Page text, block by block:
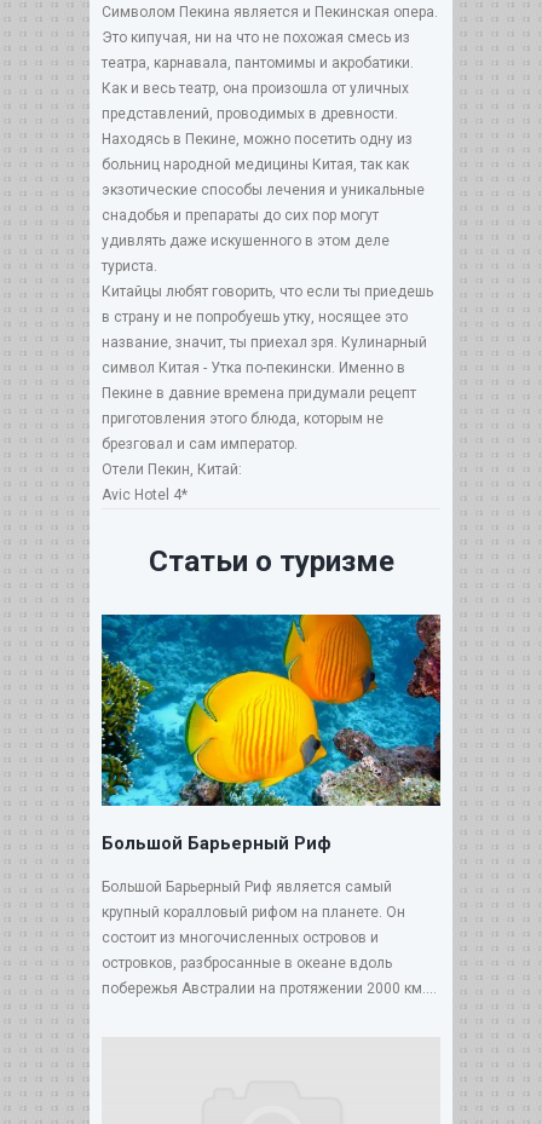
Символом Пекина является и Пекинская опера.
Это кипучая, ни на что не похожая смесь из
театра, карнавала, пантомимы и акробатики.
Как и весь театр, она произошла от уличных
представлений, проводимых в древности.
Находясь в Пекине, можно посетить одну из
больниц народной медицины Китая, так как
экзотические способы лечения и уникальные
снадобья и препараты до сих пор могут
удивлять даже искушенного в этом деле
туриста.
Китайцы любят говорить, что если ты приедешь
в страну и не попробуешь утку, носящее это
название, значит, ты приехал зря. Кулинарный
символ Китая - Утка по-пекински. Именно в
Пекине в давние времена придумали рецепт
приготовления этого блюда, которым не
брезговал и сам император.
Отели Пекин, Китай:
Avic Hotel 4*
Статьи о туризме
Большой Барьерный Риф
Большой Барьерный Риф является самый
крупный коралловый рифом на планете. Он
состоит из многочисленных островов и
островков, разбросанные в океане вдоль
побережья Австралии на протяжении 2000 км....